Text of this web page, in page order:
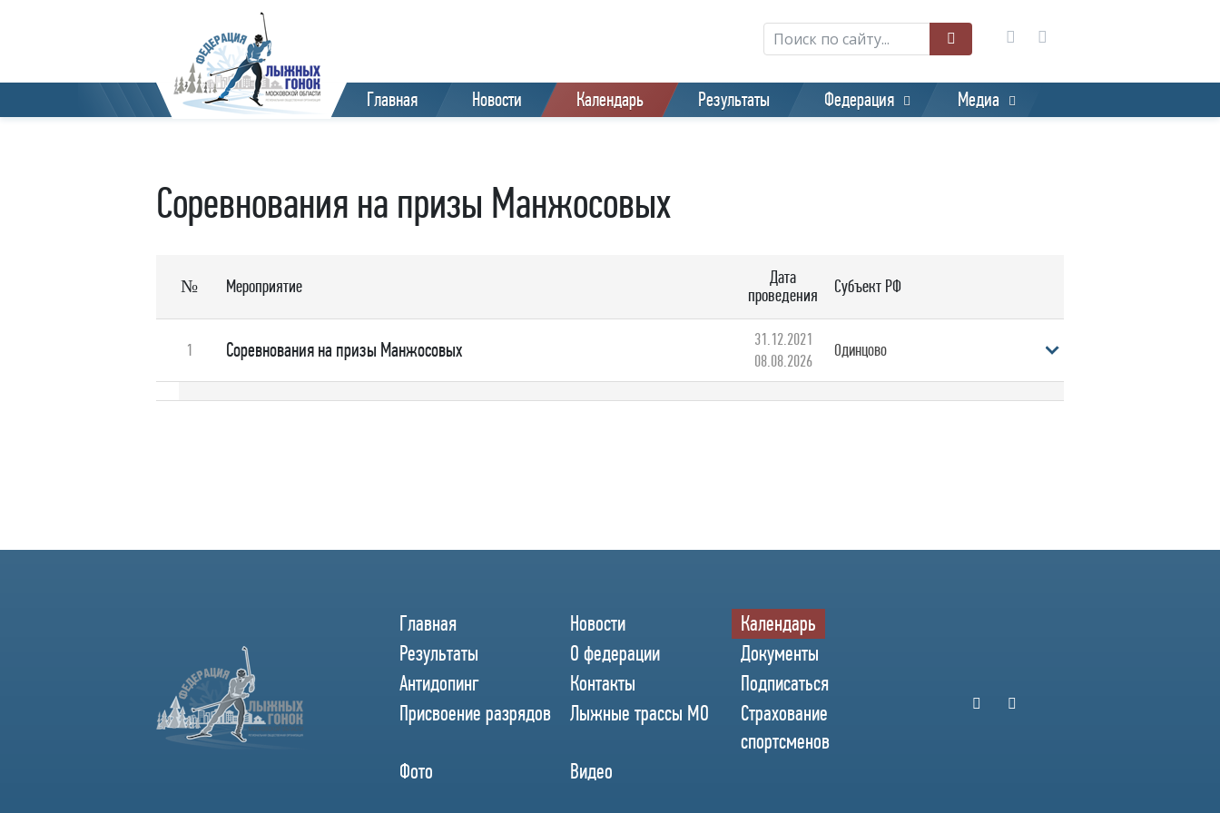
Главная Новости Календарь Результаты Федерация Медиа
Соревнования на призы Манжосовых
№ Мероприятие
Дата
проведения
Субъект РФ
1 Соревнования на призы Манжосовых
31.12.2021
08.08.2026
Одинцово
Главная Новости
Календарь
Результаты
О федерации
Документы
Антидопинг
Контакты
Подписаться
Присвоение разрядов
Лыжные трассы МО
Страхование
спортсменов
Фото
Видео